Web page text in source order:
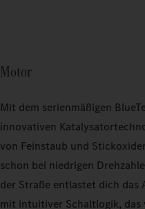
Motor
Mit dem serienmäßigen
innovativen
von Feinstaub und
schon bei niedrigen
der Straße entlastet dich
mit intuitiver Schaltlogik,